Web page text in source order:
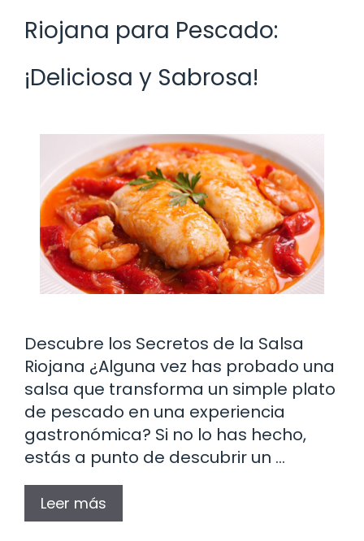
Riojana para Pescado:
¡Deliciosa y Sabrosa!
Descubre los Secretos de la Salsa
Riojana ¿Alguna vez has probado una
salsa que transforma un simple plato
de pescado en una experiencia
gastronómica? Si no lo has hecho,
estás a punto de descubrir un …
Leer más